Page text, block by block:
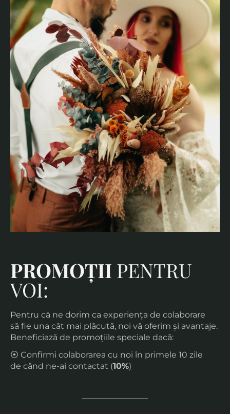
PROMOȚII PENTRU
VOI:
Pentru că ne dorim ca experiența de colaborare
să fie una cât mai plăcută, noi vă oferim și avantaje.
Beneficiază de promoțiile speciale dacă:
⦿ Confirmi colaborarea cu noi în primele 10 zile
de când ne-ai contactat (10%)